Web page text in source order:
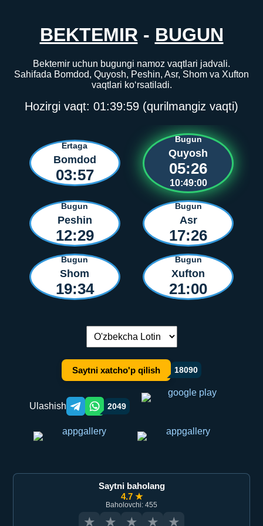
BEKTEMIR- BUGUN
Bektemir uchun bugungi namoz vaqtlari jadvali.
Sahifada Bomdod, Quyosh, Peshin, Asr, Shom va Xufton
vaqtlari ko‘rsatiladi.
Hozirgi vaqt: 01:39:59 (qurilmangiz vaqti)
Ertaga
Bomdod
03:57
Bugun
Quyosh
05:26
10:49:00
Bugun
Peshin
12:29
Bugun
Asr
17:26
Bugun
Shom
19:34
Bugun
Xufton
21:00
Tilni almashtirish:
Saytni xatcho'p qilish 18090
Ulashish Telegram orqali ulashish
WhatsApp orqali ulashish
2049
Saytni baholang
4.7 ★
Baholovchi: 455
★ ★ ★ ★ ★